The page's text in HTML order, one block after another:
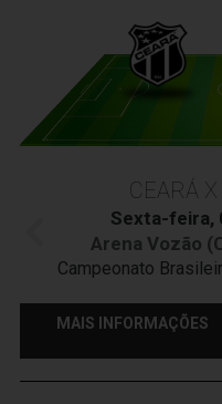
CEARÁ
Sexta-feira,
Arena Vozão
Campeonato
MAIS INFORMAÇÕES